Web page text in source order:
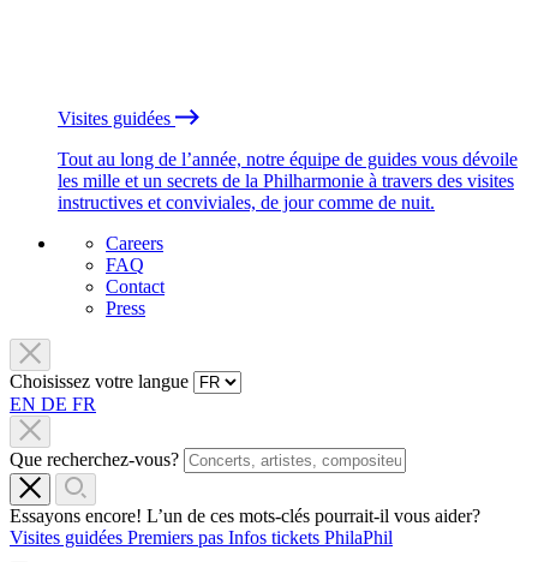
Visites guidées
Tout au long de l’année, notre équipe de guides vous dévoile
les mille et un secrets de la Philharmonie à travers des visites
instructives et conviviales, de jour comme de nuit.
Careers
FAQ
Contact
Press
Choisissez votre langue
EN DE FR
Que recherchez-vous?
Essayons encore! L’un de ces mots-clés pourrait-il vous aider?
Visites guidées Premiers pas Infos tickets PhilaPhil